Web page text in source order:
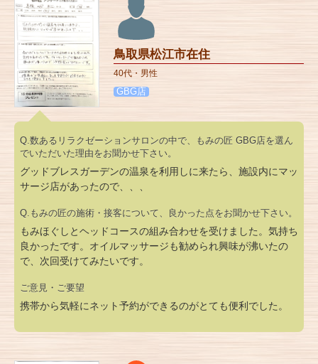
鳥取県松江市在住
40代・男性
GBG店
Q.数あるリラクゼーションサロンの中で、もみの匠 GBG店を選ん
でいただいた理由をお聞かせ下さい。
グッドブレスガーデンの温泉を利用しに来たら、施設内にマッ
サージ店があったので、、、
Q.もみの匠の施術・接客について、良かった点をお聞かせ下さい。
もみほぐしとヘッドコースの組み合わせを受けました。気持ち
良かったです。オイルマッサージも勧められ興味が沸いたの
で、次回受けてみたいです。
ご意見・ご要望
携帯から気軽にネット予約ができるのがとても便利でした。